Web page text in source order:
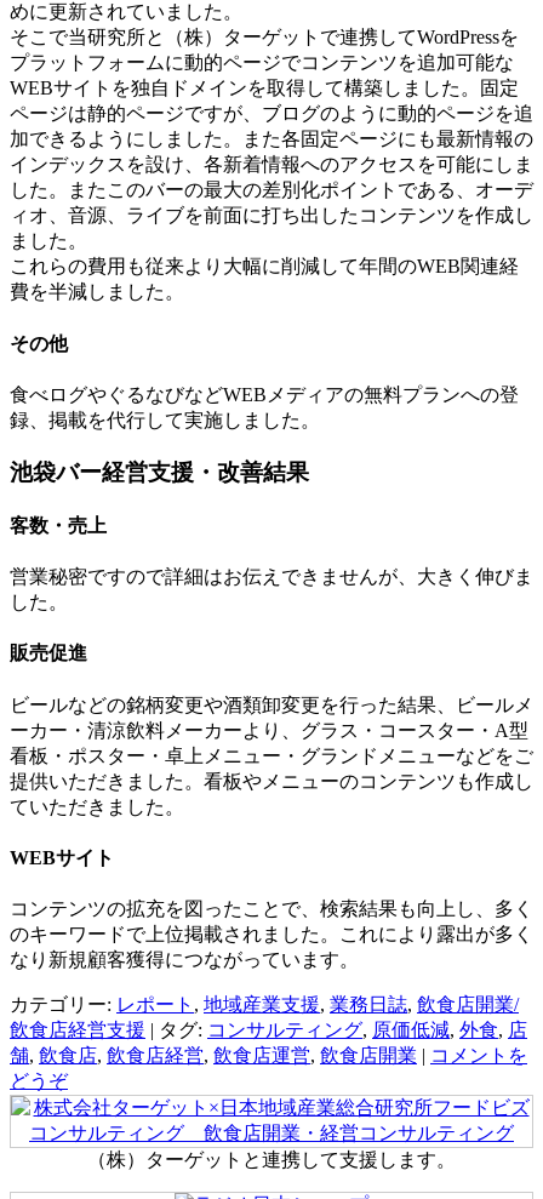
めに更新されていました。
そこで当研究所と（株）ターゲットで連携してWordPressを
プラットフォームに動的ページでコンテンツを追加可能な
WEBサイトを独自ドメインを取得して構築しました。固定
ページは静的ページですが、ブログのように動的ページを追
加できるようにしました。また各固定ページにも最新情報の
インデックスを設け、各新着情報へのアクセスを可能にしま
した。またこのバーの最大の差別化ポイントである、オーデ
ィオ、音源、ライブを前面に打ち出したコンテンツを作成し
ました。
これらの費用も従来より大幅に削減して年間のWEB関連経
費を半減しました。
その他
食べログやぐるなびなどWEBメディアの無料プランへの登
録、掲載を代行して実施しました。
池袋バー経営支援・改善結果
客数・売上
営業秘密ですので詳細はお伝えできませんが、大きく伸びま
した。
販売促進
ビールなどの銘柄変更や酒類卸変更を行った結果、ビールメ
ーカー・清涼飲料メーカーより、グラス・コースター・A型
看板・ポスター・卓上メニュー・グランドメニューなどをご
提供いただきました。看板やメニューのコンテンツも作成し
ていただきました。
WEBサイト
コンテンツの拡充を図ったことで、検索結果も向上し、多く
のキーワードで上位掲載されました。これにより露出が多く
なり新規顧客獲得につながっています。
カテゴリー: レポート , 地域産業支援, 業務日誌, 飲食店開業/
飲食店経営支援 | タグ: コンサルティング, 原価低減, 外食, 店
舗, 飲食店, 飲食店経営, 飲食店運営, 飲食店開業 | コメントを
どうぞ
（株）ターゲットと連携して支援します。